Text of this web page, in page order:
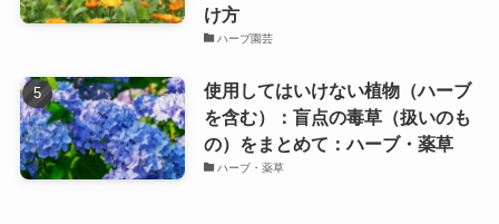
け方
ハーブ園芸
使用してはいけない植物（ハーブ
を含む）：盲点の毒草（扱いのも
の）をまとめて：ハーブ・薬草
ハーブ・薬草